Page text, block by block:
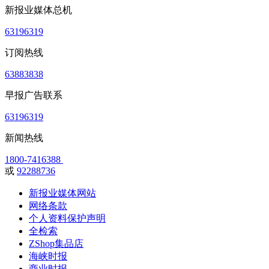
新报业媒体总机
63196319
订阅热线
63883838
早报广告联系
63196319
新闻热线
1800-7416388
或 92288736
新报业媒体网站
网络条款
个人资料保护声明
全检索
ZShop集品店
海峡时报